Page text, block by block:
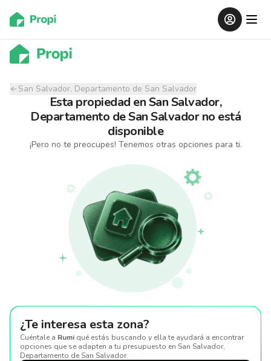
San Salvador, Departamento de San Salvador
Esta propiedad enSan Salvador,
Departamento de San Salvador no está
disponible
¡Pero no te preocupes! Tenemos otras opciones para ti.
¿Te interesa esta zona?
Cuéntale a Rumi qué estás buscando y ella te ayudará a encontrar
opciones que se adapten a tu presupuesto en San Salvador,
Departamento de San Salvador.